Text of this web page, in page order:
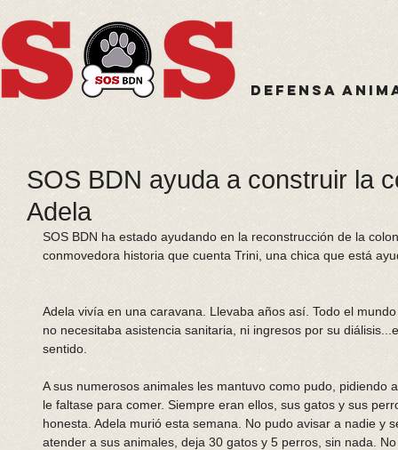
Defensa
SOS BDN ayuda a construir la
Adela
SOS BDN ha estado ayudando en la reconstrucción de la
conmovedora historia que cuenta Trini, una chica que está
Adela vivía en una caravana. Llevaba años así. Todo el
no necesitaba asistencia sanitaria, ni ingresos por su
sentido.
A sus numerosos animales les mantuvo como pudo, pidiendo
le faltase para comer. Siempre eran ellos, sus gatos y sus
honesta. Adela murió esta semana. No pudo avisar a nadie y
atender a sus animales, deja 30 gatos y 5 perros, sin nada.